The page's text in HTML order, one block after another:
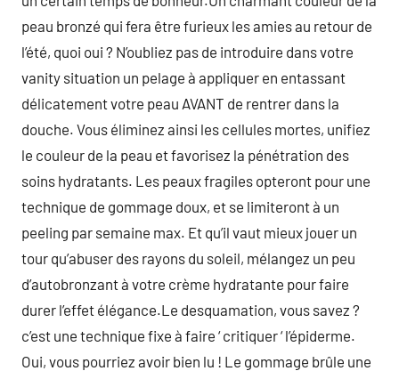
peau bronzé qui fera être furieux les amies au retour de
l’été, quoi oui ? N’oubliez pas de introduire dans votre
vanity situation un pelage à appliquer en entassant
délicatement votre peau AVANT de rentrer dans la
douche. Vous éliminez ainsi les cellules mortes, unifiez
le couleur de la peau et favorisez la pénétration des
soins hydratants. Les peaux fragiles opteront pour une
technique de gommage doux, et se limiteront à un
peeling par semaine max. Et qu’il vaut mieux jouer un
tour qu’abuser des rayons du soleil, mélangez un peu
d’autobronzant à votre crème hydratante pour faire
durer l’effet élégance.Le desquamation, vous savez ?
c’est une technique fixe à faire ‘ critiquer ‘ l’épiderme.
Oui, vous pourriez avoir bien lu ! Le gommage brûle une